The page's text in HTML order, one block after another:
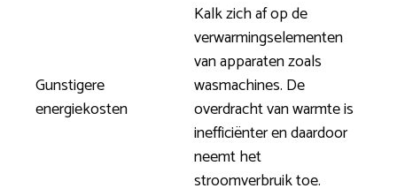
Gunstigere
energiekosten
Kalk zich af op de
verwarmingselementen
van apparaten zoals
wasmachines. De
overdracht van warmte is
inefficiënter en daardoor
neemt het
stroomverbruik toe.